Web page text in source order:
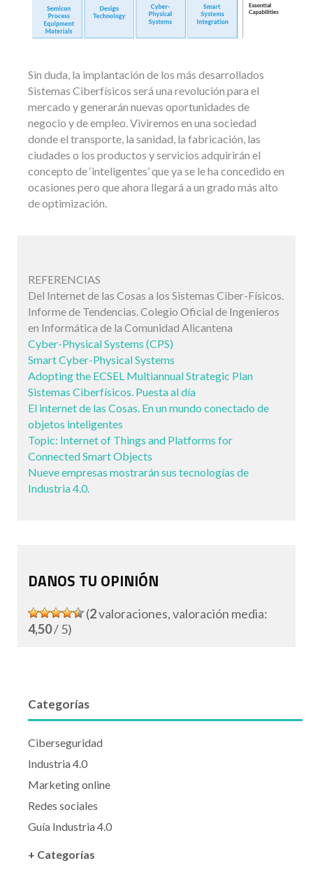
Sin duda, la implantación de los más desarrollados
Sistemas Ciberfísicos será una revolución para el
mercado y generarán nuevas oportunidades de
negocio y de empleo. Viviremos en una sociedad
donde el transporte, la sanidad, la fabricación, las
ciudades o los productos y servicios adquirirán el
concepto de ‘inteligentes’ que ya se le ha concedido en
ocasiones pero que ahora llegará a un grado más alto
de optimización.
REFERENCIAS
Del Internet de las Cosas a los Sistemas Ciber-Físicos.
Informe de Tendencias. Colegio Oficial de Ingenieros
en Informática de la Comunidad Alicantena
Cyber-Physical Systems (CPS)
Smart Cyber-Physical Systems
Adopting the ECSEL Multiannual Strategic Plan
Sistemas Ciberfísicos. Puesta al día
El internet de las Cosas. En un mundo conectado de
objetos inteligentes
Topic: Internet of Things and Platforms for
Connected Smart Objects
Nueve empresas mostrarán sus tecnologías de
Industria 4.0.
DANOS TU OPINIÓN
(2valoraciones, valoración media:
4,50/ 5)
Categorías
Ciberseguridad
Industria 4.0
Marketing online
Redes sociales
Guía Industria 4.0
+ Categorías